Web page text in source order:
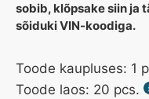
sobib, klõpsake siin ja
sõiduki VIN-koodiga.
Toode kaupluses: 1
Toode laos: 20 pcs.